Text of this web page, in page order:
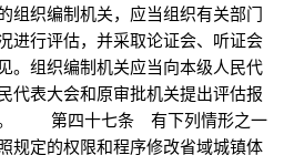
组织编制机关，应当组织有关部门
进行评估，并采取论证会、听证会
。组织编制机关应当向本级人民代
代表大会和原审批机关提出评估报
。 第四十七条 有下列情形之一
规定的权限和程序修改省域城镇体